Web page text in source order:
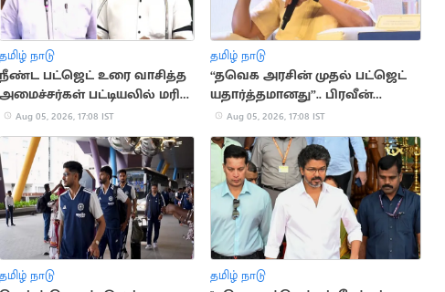
தமிழ் நாடு
நீண்ட பட்ஜெட் உரை வாசித்த
அமைச்சர்கள் பட்டியலில் மரிய
வில்சன்
Aug 05, 2026, 17:08 IST
தமிழ் நாடு
“தவெக அரசின் முதல் பட்ஜெட்
யதார்த்தமானது”.. பிரவீன்
சக்ரவர்த்தி கருத்து
Aug 05, 2026, 17:08 IST
தமிழ் நாடு தமிழ் நாடு